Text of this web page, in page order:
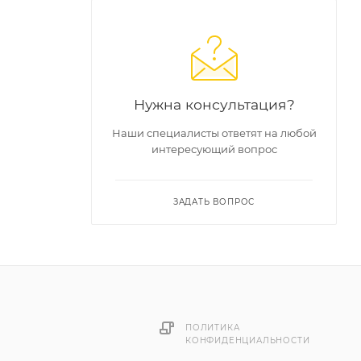
Нужна консультация?
Наши специалисты ответят на любой
интересующий вопрос
ЗАДАТЬ ВОПРОС
ПОЛИТИКА
КОНФИДЕНЦИАЛЬНОСТИ